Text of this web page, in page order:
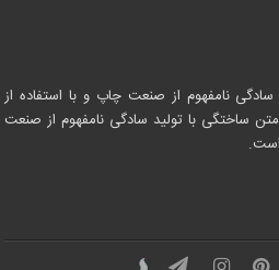
نامفهوم از صنعت چاپ و با استفاده از
ساختگی با تولید سادگی نامفهوم از صنعت
است.